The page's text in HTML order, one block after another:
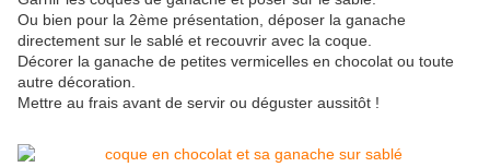
Ou bien pour la 2ème présentation, déposer la ganache
directement sur le sablé et recouvrir avec la coque.
Décorer la ganache de petites vermicelles en chocolat ou toute
autre décoration.
Mettre au frais avant de servir ou déguster aussitôt !